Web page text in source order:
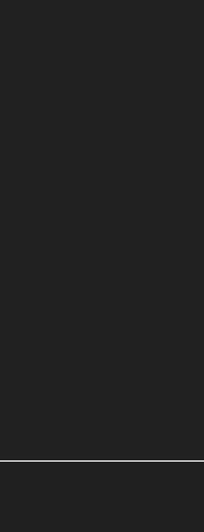
de cookies RGPD